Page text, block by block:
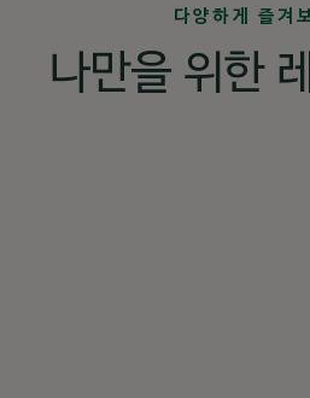
다양하게 즐겨
나만을 위한